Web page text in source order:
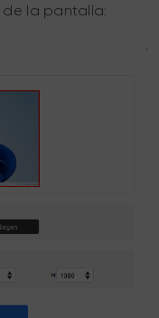
la pantalla: